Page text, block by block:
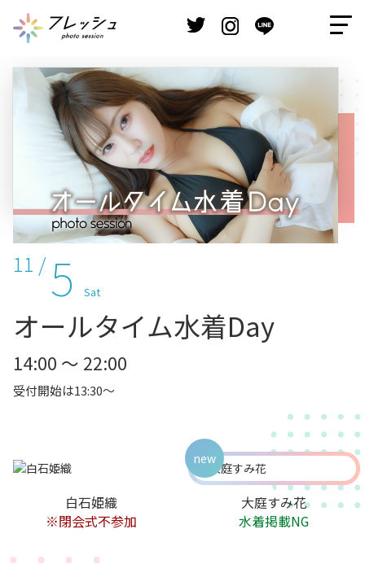
11 /5 Sat
オールタイム水着Day
14:00 ～ 22:00
受付開始は13:30～
白石姫織
※閉会式不参加
大庭すみ花
水着掲載NG
new